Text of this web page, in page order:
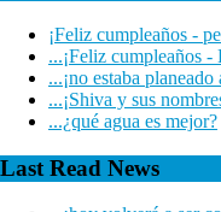
¡Feliz cumpleaños -
...¡Feliz cumpleaños
...¡no estaba planeado
...¡Shiva y sus
...¿qué agua es mejor?
Last Read News